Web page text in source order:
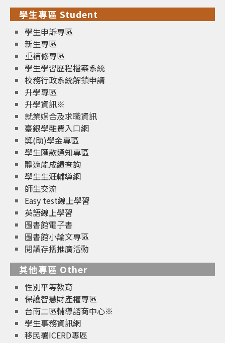
學生專區 Student
學生申訴專區
新生專區
重補修專區
學生學習歷程檔案系統
校務行政系統解鎖申請
升學專區
升學資訊※
就業媒合及求職資訊
臺銀學雜費入口網
獎(助)學金專區
學生匯款通知專區
體適能成績查詢
學生生涯輔導網
師生交流
Easy test線上學習
英語線上學習
圖書館電子書
圖書館小論文專區
閱讀存摺推廣活動
其他專區 Other
性別平等教育
保護智慧財產權專區
台南二區輔導諮商中心※
學生事務資訊網
移民署ICERD專區